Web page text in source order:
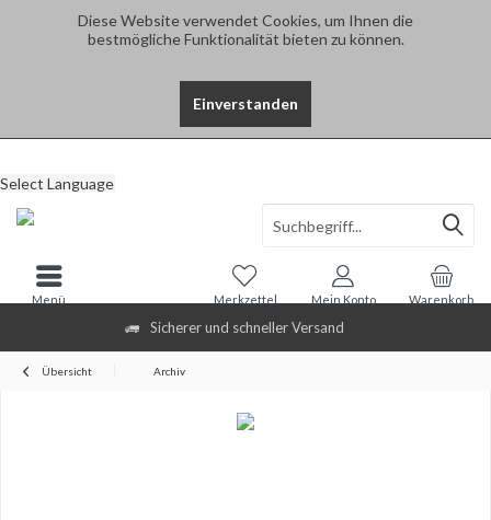
Diese Website verwendet Cookies, um Ihnen die
bestmögliche Funktionalität bieten zu können.
Einverstanden
Sicherer und schneller Versand
Select Language
Warenkorb
Merkzettel Mein Konto
Menü
Übersicht Archiv